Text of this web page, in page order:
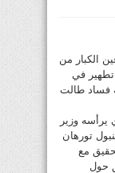
20 من المدعين الكبار من
في
فساد طالت
يرأسه وزير
تورهان
مع
حول